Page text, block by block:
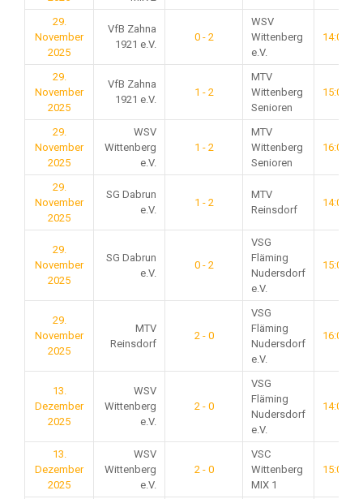
29.
November
2025
VfB Zahna
1921 e.V.
0 - 2
WSV
Wittenberg
e.V.
14:00
29.
November
2025
VfB Zahna
1921 e.V.
1 - 2
MTV
Wittenberg
Senioren
15:00
29.
November
2025
WSV
Wittenberg
e.V.
1 - 2
MTV
Wittenberg
Senioren
16:00
29.
November
2025
SG Dabrun
e.V.
1 - 2
MTV
Reinsdorf
14:00
29.
November
2025
SG Dabrun
e.V.
0 - 2
VSG
Fläming
Nudersdorf
e.V.
15:00
29.
November
2025
MTV
Reinsdorf
2 - 0
VSG
Fläming
Nudersdorf
e.V.
16:00
13.
Dezember
2025
WSV
Wittenberg
e.V.
2 - 0
VSG
Fläming
Nudersdorf
e.V.
14:00
13.
Dezember
2025
WSV
Wittenberg
e.V.
2 - 0
VSC
Wittenberg
MIX 1
15:00